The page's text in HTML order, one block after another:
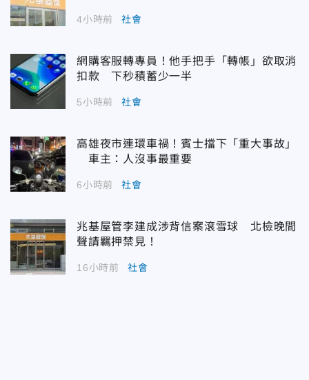
4小時前 社會
網購客服轉專員！他手把手「轉帳」欲取消
扣款 下秒積蓄少一半
5小時前 社會
高雄夜市連環車禍！賓士擋下「重大事故」
車主：人沒事最重要
6小時前 社會
兆基屋管李建成涉背信案滾雪球 北檢晚間
聲請羈押禁見！
16小時前 社會